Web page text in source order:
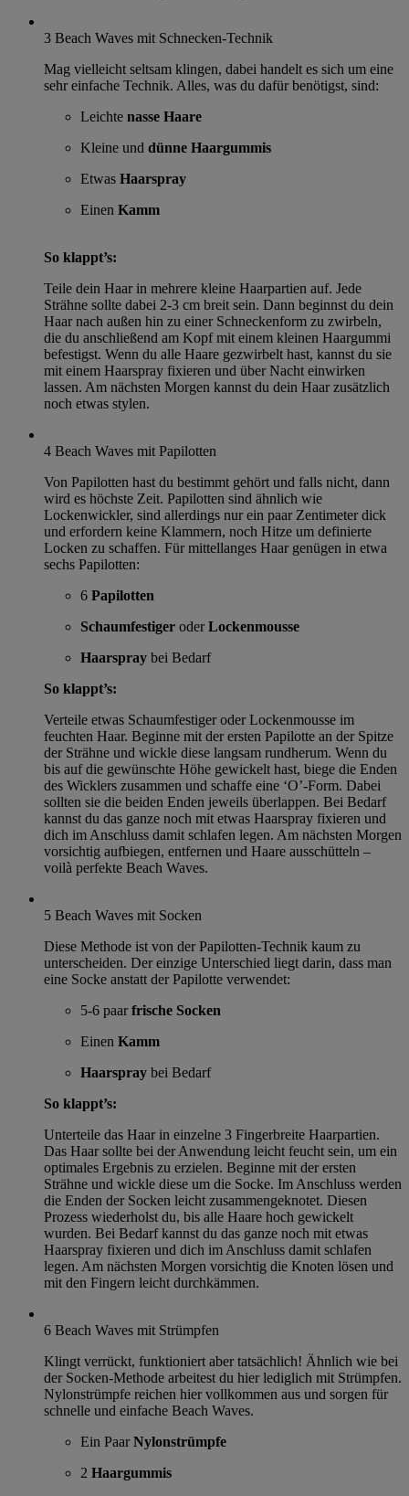
3 Beach Waves mit Schnecken-Technik
Mag vielleicht seltsam klingen, dabei handelt es sich um eine
sehr einfache Technik. Alles, was du dafür benötigst, sind:
Leichte nasse Haare
Kleine und dünne Haargummis
Etwas Haarspray
Einen Kamm
So klappt’s:
Teile dein Haar in mehrere kleine Haarpartien auf. Jede
Strähne sollte dabei 2-3 cm breit sein. Dann beginnst du dein
Haar nach außen hin zu einer Schneckenform zu zwirbeln,
die du anschließend am Kopf mit einem kleinen Haargummi
befestigst. Wenn du alle Haare gezwirbelt hast, kannst du sie
mit einem Haarspray fixieren und über Nacht einwirken
lassen. Am nächsten Morgen kannst du dein Haar zusätzlich
noch etwas stylen.
4 Beach Waves mit Papilotten
Von Papilotten hast du bestimmt gehört und falls nicht, dann
wird es höchste Zeit. Papilotten sind ähnlich wie
Lockenwickler, sind allerdings nur ein paar Zentimeter dick
und erfordern keine Klammern, noch Hitze um definierte
Locken zu schaffen. Für mittellanges Haar genügen in etwa
sechs Papilotten:
6 Papilotten
Schaumfestiger oderLockenmousse
Haarspray bei Bedarf
So klappt’s:
Verteile etwas Schaumfestiger oder Lockenmousse im
feuchten Haar. Beginne mit der ersten Papilotte an der Spitze
der Strähne und wickle diese langsam rundherum. Wenn du
bis auf die gewünschte Höhe gewickelt hast, biege die Enden
des Wicklers zusammen und schaffe eine ‘O’-Form. Dabei
sollten sie die beiden Enden jeweils überlappen. Bei Bedarf
kannst du das ganze noch mit etwas Haarspray fixieren und
dich im Anschluss damit schlafen legen. Am nächsten Morgen
vorsichtig aufbiegen, entfernen und Haare ausschütteln –
voilà perfekte Beach Waves.
5 Beach Waves mit Socken
Diese Methode ist von der Papilotten-Technik kaum zu
unterscheiden. Der einzige Unterschied liegt darin, dass man
eine Socke anstatt der Papilotte verwendet:​
5-6 paarfrische Socken
Einen Kamm
Haarspray bei Bedarf
So klappt’s:
Unterteile das Haar in einzelne 3 Fingerbreite Haarpartien.
Das Haar sollte bei der Anwendung leicht feucht sein, um ein
optimales Ergebnis zu erzielen. Beginne mit der ersten
Strähne und wickle diese um die Socke. Im Anschluss werden
die Enden der Socken leicht zusammengeknotet. Diesen
Prozess wiederholst du, bis alle Haare hoch gewickelt
wurden. Bei Bedarf kannst du das ganze noch mit etwas
Haarspray fixieren und dich im Anschluss damit schlafen
legen. Am nächsten Morgen vorsichtig die Knoten lösen und
mit den Fingern leicht durchkämmen. ​​
6 Beach Waves mit Strümpfen
Klingt verrückt, funktioniert aber tatsächlich! Ähnlich wie bei
der Socken-Methode arbeitest du hier lediglich mit Strümpfen.
Nylonstrümpfe reichen hier vollkommen aus und sorgen für
schnelle und einfache Beach Waves.
Ein PaarNylonstrümpfe
2 Haargummis